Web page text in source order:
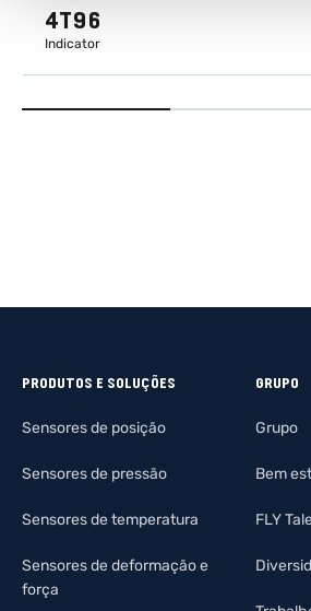
4T96
Indicator
PRODUTOS E SOLUÇÕES
Sensores de posição
Sensores de pressão
Sensores de temperatura
Sensores de deformação e
força
GRUPO
Grupo
Bem
FLY